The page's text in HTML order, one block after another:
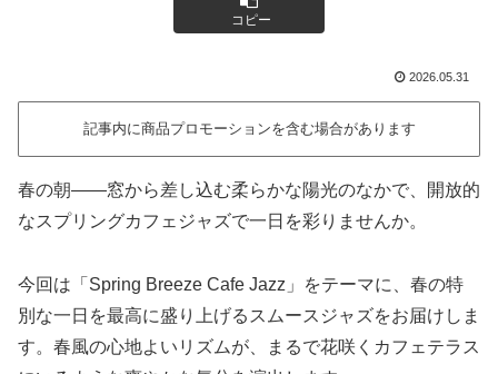
コピー
2026.05.31
記事内に商品プロモーションを含む場合があります
春の朝——窓から差し込む柔らかな陽光のなかで、開放的
なスプリングカフェジャズで一日を彩りませんか。
今回は「Spring Breeze Cafe Jazz」をテーマに、春の特
別な一日を最高に盛り上げるスムースジャズをお届けしま
す。春風の心地よいリズムが、まるで花咲くカフェテラス